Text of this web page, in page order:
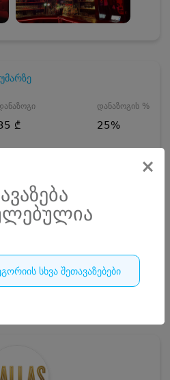
×
სხვა შეთავაზებები
₾
დანაზოგის %
25%
1